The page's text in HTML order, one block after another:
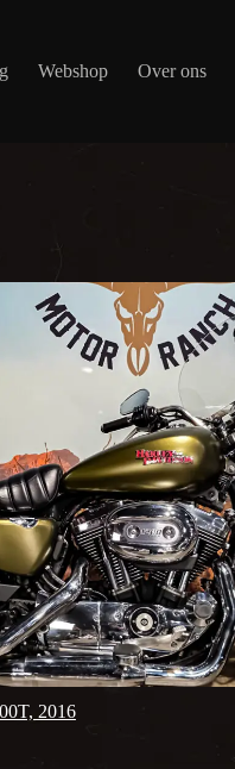
Webshop Over ons
2016